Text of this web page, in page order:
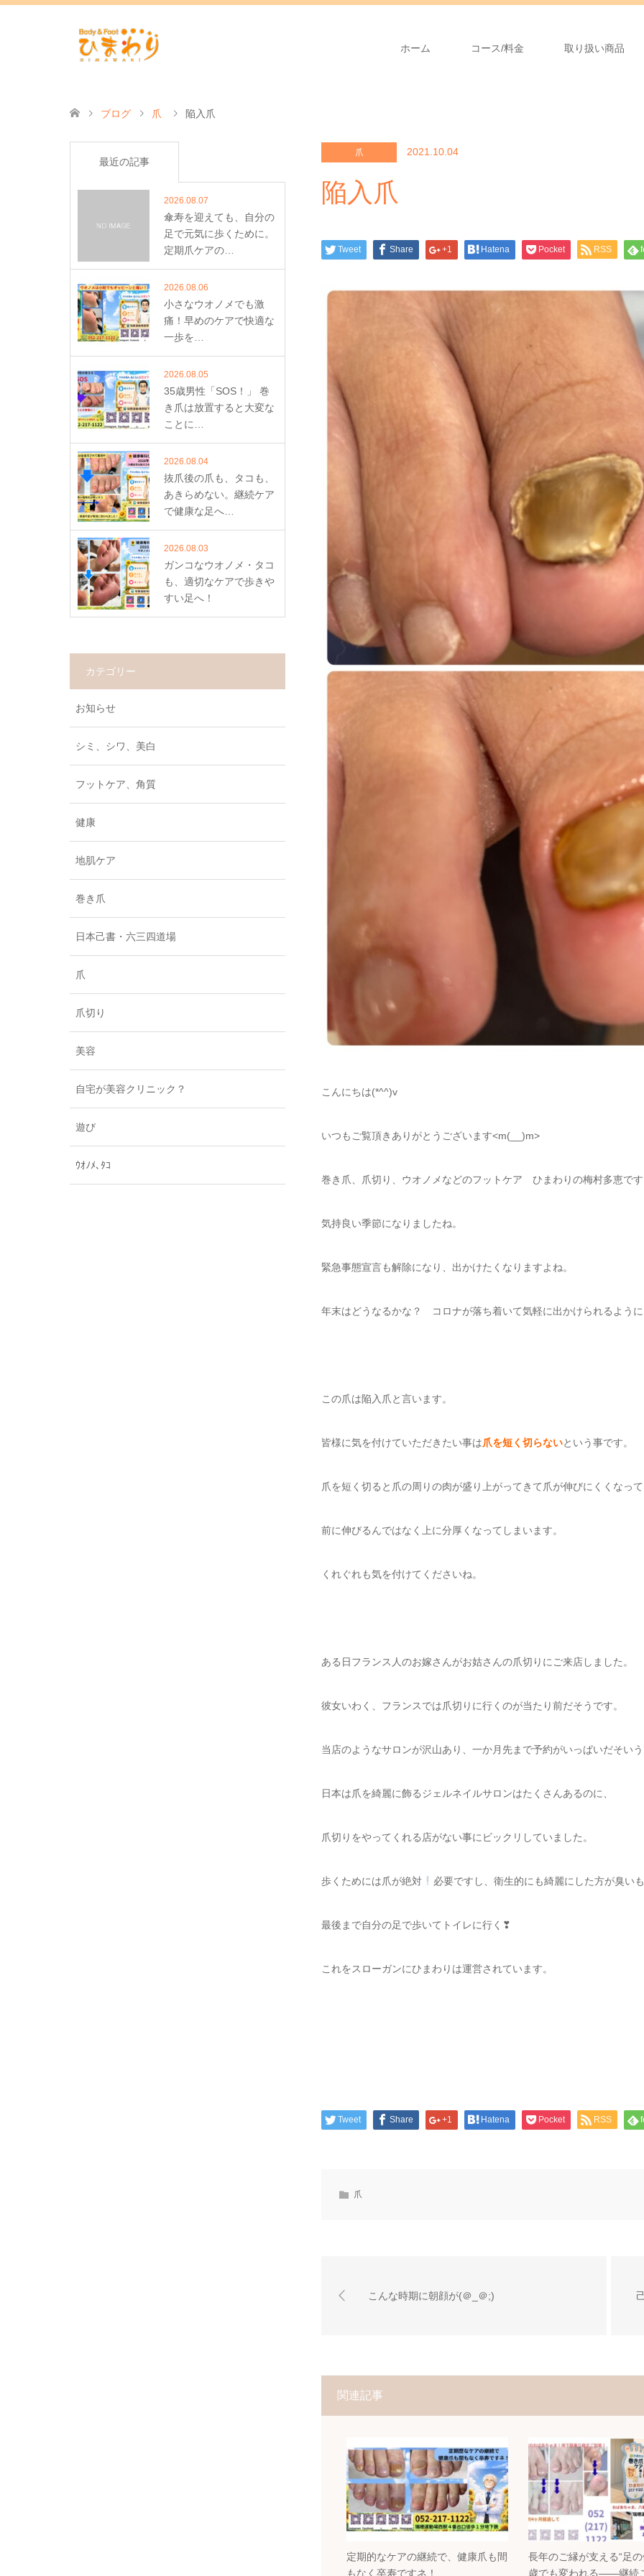
ホーム コース/料金 取り扱い商品
ブログ 爪 陥入爪
爪 2021.10.04
陥入爪
Tweet Share +1 Hatena Pocket RSS
こんにちは(*^^)v
いつもご覧頂きありがとうございます<m(__)m>
巻き爪、爪切り、ウオノメなどのフットケア ひまわりの梅村多恵で
気持良い季節になりましたね。
緊急事態宣言も解除になり、出かけたくなりますよね。
年末はどうなるかな？ コロナが落ち着いて気軽に出かけられるよう
この爪は陥入爪と言います。
皆様に気を付けていただきたい事は爪を短く切らないという事です。
爪を短く切ると爪の周りの肉が盛り上がってきて爪が伸びにくくなっ
前に伸びるんではなく上に分厚くなってしまいます。
くれぐれも気を付けてくださいね。
ある日フランス人のお嫁さんがお姑さんの爪切りにご来店しました。
彼女いわく、フランスでは爪切りに行くのが当たり前だそうです。
当店のようなサロンが沢山あり、一か月先まで予約がいっぱいだそい
日本は爪を綺麗に飾るジェルネイルサロンはたくさんあるのに、
爪切りをやってくれる店がない事にビックリしていました。
歩くためには爪が絶対 必要ですし、衛生的にも綺麗にした方が臭い
最後まで自分の足で歩いてトイレに行く❣
これをスローガンにひまわりは運営されています。
Tweet Share +1 Hatena Pocket RSS
爪
こんな時期に朝顔が(＠_＠;)
関連記事
定期的なケアの継続で、健康爪も間
もなく卒寿ですネ！
長年のご縁が支える“足
歳でも変われる――継続
最近の記事
2026.08.07
傘寿を迎えても、自分の
足で元気に歩くために。
定期爪ケアの…
2026.08.06
小さなウオノメでも激
痛！早めのケアで快適な
一歩を…
2026.08.05
35歳男性「SOS！」 巻
き爪は放置すると大変な
ことに…
2026.08.04
抜爪後の爪も、タコも、
あきらめない。継続ケア
で健康な足へ…
2026.08.03
ガンコなウオノメ・タコ
も、適切なケアで歩きや
すい足へ！
カテゴリー
お知らせ
シミ、シワ、美白
フットケア、角質
健康
地肌ケア
巻き爪
日本己書・六三四道場
爪
爪切り
美容
自宅が美容クリニック？
遊び
ｳｵﾉﾒ､ﾀｺ